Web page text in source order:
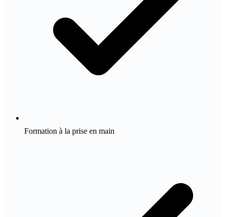
Formation à la prise en main